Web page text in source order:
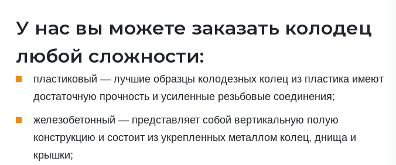
У нас вы можете заказать колодец
любой сложности:
пластиковый — лучшие образцы колодезных колец из пластика имеют
достаточную прочность и усиленные резьбовые соединения;
железобетонный — представляет собой вертикальную полую
конструкцию и состоит из укрепленных металлом колец, днища и
крышки;